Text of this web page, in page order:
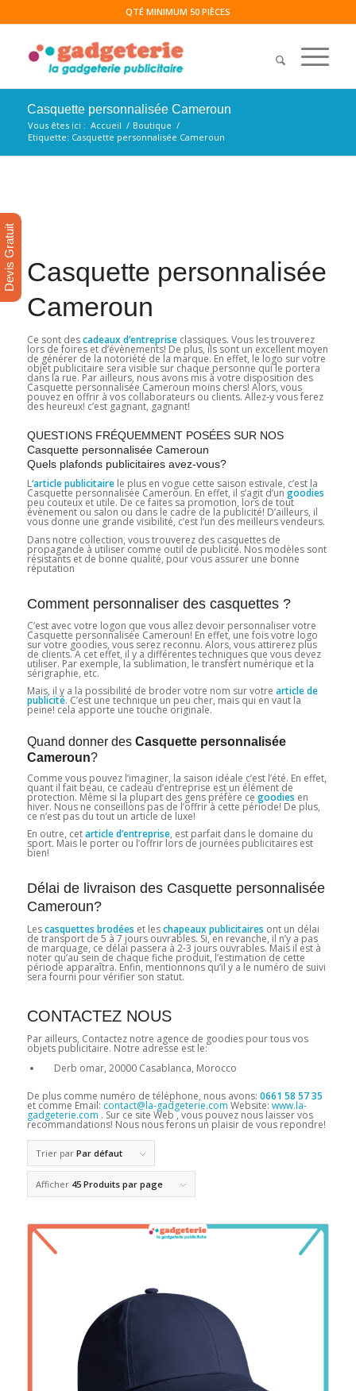
QTÉ MINIMUM 50 PIÈCES
Casquette personnalisée Cameroun
Vous êtes ici : Accueil / Boutique /
Etiquette: Casquette personnalisée Cameroun
Casquette personnalisée
Cameroun
Ce sont descadeaux d’entrepriseclassiques. Vous les trouverez
lors de foires et d’évènements! De plus, ils sont un excellent moyen
de générer de la notoriété de la marque. En effet, le logo sur votre
objet publicitaire sera visible sur chaque personne qui le portera
dans la rue. Par ailleurs, nous avons mis à votre disposition des
Casquette personnalisée Cameroun moins chers! Alors, vous
pouvez en offrir à vos collaborateurs ou clients. Allez-y vous ferez
des heureux! c’est gagnant, gagnant!
QUESTIONS FRÉQUEMMENT POSÉES SUR NOS
Casquette personnalisée Cameroun
Quels plafonds publicitaires avez-vous?
L‘article publicitairele plus en vogue cette saison estivale, c’est la
Casquette personnalisée Cameroun. En effet, il s’agit d’ungoodies
peu couteux et utile. De ce faites sa promotion, lors de tout
évènement ou salon ou dans le cadre de la publicité! D’ailleurs, il
vous donne une grande visibilité, c’est l’un des meilleurs vendeurs.
Dans notre collection, vous trouverez des casquettes de
propagande à utiliser comme outil de publicité. Nos modèles sont
résistants et de bonne qualité, pour vous assurer une bonne
réputation
Comment personnaliser des casquettes ?
C’est avec votre logon que vous allez devoir personnaliser votre
Casquette personnalisée Cameroun! En effet, une fois votre logo
sur votre goodies, vous serez reconnu. Alors, vous attirerez plus
de clients. A cet effet, il y a différentes techniques que vous devez
utiliser. Par exemple, la sublimation, le transfert numérique et la
sérigraphie, etc.
Mais, il y a la possibilité de broder votre nom sur votre article de
publicité. C’est une technique un peu cher, mais qui en vaut la
peine! cela apporte une touche originale.
Quand donner des Casquette personnalisée
Cameroun?
Comme vous pouvez l’imaginer, la saison idéale c’est l’été. En effet,
quant il fait beau, ce cadeau d’entreprise est un élément de
protection. Même si la plupart des gens préfère ce goodies en
hiver. Nous ne conseillons pas de l’offrir à cette période! De plus,
ce n’est pas du tout un article de luxe!
En outre, cetarticle d’entreprise, est parfait dans le domaine du
sport. Mais le porter ou l’offrir lors de journées publicitaires est
bien!
Délai de livraison des Casquette personnalisée
Cameroun?
Lescasquettes brodées et leschapeaux publicitaires ont un délai
de transport de 5 à 7 jours ouvrables. Si, en revanche, il n’y a pas
de marquage, ce délai passera à 2-3 jours ouvrables. Mais il est à
noter qu’au sein de chaque fiche produit, l’estimation de cette
période apparaîtra. Enfin, mentionnons qu’il y a le numéro de suivi
sera fourni pour vérifier son statut.
CONTACTEZ NOUS
Par ailleurs, Contactez notre agence de goodies pour tous vos
objets publicitaire. Notre adresse est le:
Derb omar, 20000 Casablanca, Morocco
De plus comme numéro de téléphone, nous avons: 0661 58 57 35
et comme Email: contact@la-gadgeterie.com Website: www.la-
gadgeterie.com . Sur ce site Web , vous pouvez nous laisser vos
recommandations! Nous nous ferons un plaisir de vous repondre!
Trier par Par défaut
Afficher 45 Produits par page
Devis Gratuit